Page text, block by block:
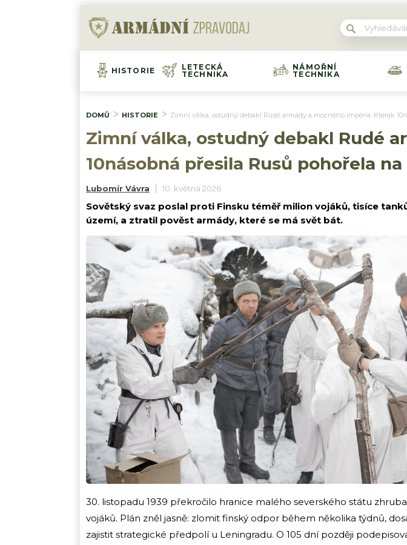
HISTORIE
LETECKÁ
TECHNIKA
NÁMOŘNÍ
TECHNIKA
DOMŮ HISTORIE Zimní válka, ostudný debakl Rudé armády a mocného impéria. Kterak
Zimní válka, ostudný debakl Rudé
10násobná přesila Rusů pohořela
Lubomír Vávra 10. května 2026
Sovětský svaz poslal proti Finsku téměř milion vojáků, tisíce
území, a ztratil pověst armády, které se má svět bát.
30. listopadu 1939 překročilo hranice malého severského státu
vojáků. Plán zněl jasně: zlomit finský odpor během několika týdnů,
zajistit strategické předpolí u Leningradu. O 105 dní později